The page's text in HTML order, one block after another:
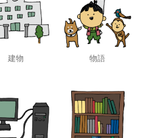
建物 物語